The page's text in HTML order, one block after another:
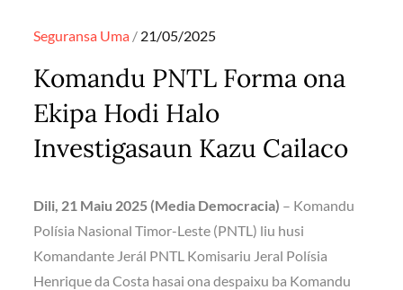
Seguransa Uma Posted
21/05/2025
Komandu PNTL Forma ona
Ekipa Hodi Halo
Investigasaun Kazu Cailaco
Dili, 21 Maiu 2025 (Media Democracia) – Komandu
Polísia Nasional Timor-Leste (PNTL) liu husi
Komandante Jerál PNTL Komisariu Jeral Polísia
Henrique da Costa hasai ona despaixu ba Komandu